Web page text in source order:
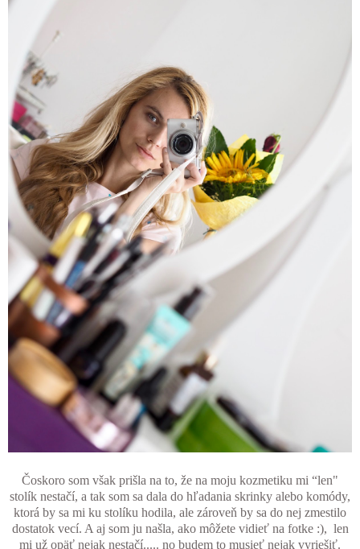
Čoskoro som však prišla na to, že na moju kozmetiku mi “len"
stolík nestačí, a tak som sa dala do hľadania skrinky alebo komódy,
ktorá by sa mi ku stolíku hodila, ale zároveň by sa do nej zmestilo
dostatok vecí. A aj som ju našla, ako môžete vidieť na fotke :), len
mi už opäť nejak nestačí..... no budem to musieť nejak vyriešiť.